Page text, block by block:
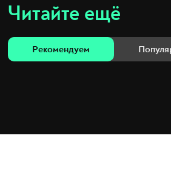
Читайте ещё
Рекомендуем